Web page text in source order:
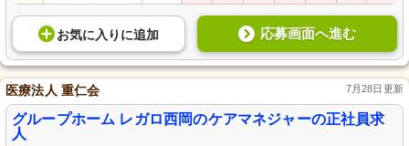
お気に入り に追加 応募画面へ進む
医療法人 重仁会 7月28日更新
グループホーム レガロ西岡のケアマネジャーの正社員求
人